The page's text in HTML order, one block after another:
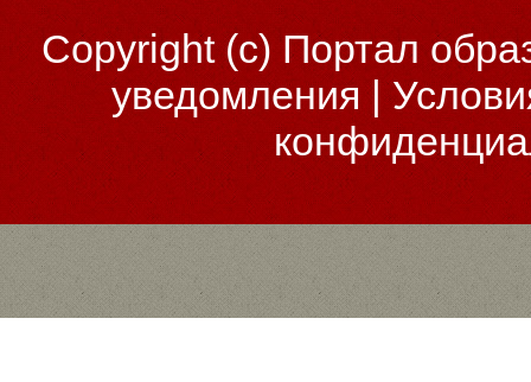
Copyright (c)Портал
уведомления |